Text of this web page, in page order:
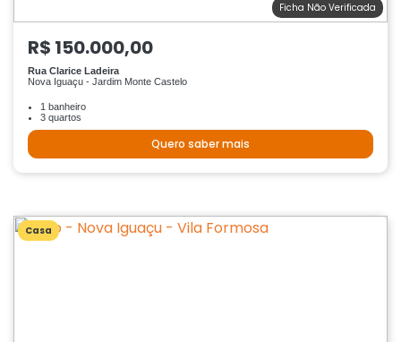
Ficha Não Verificada
R$ 150.000,00
Rua Clarice Ladeira
Nova Iguaçu - Jardim Monte Castelo
1 banheiro
3 quartos
Quero saber mais
Casa